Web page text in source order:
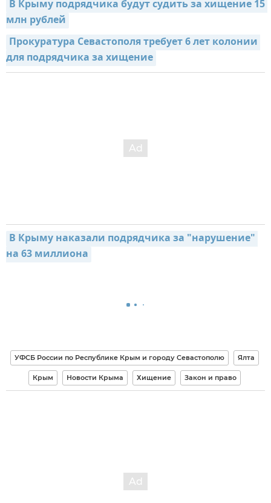
В Крыму подрядчика будут судить за хищение 15
млн рублей
Прокуратура Севастополя требует 6 лет колонии
для подрядчика за хищение
В Крыму наказали подрядчика за "нарушение"
на 63 миллиона
УФСБ России по Республике Крым и городу Севастополю Ялта
Крым Новости Крыма Хищение Закон и право